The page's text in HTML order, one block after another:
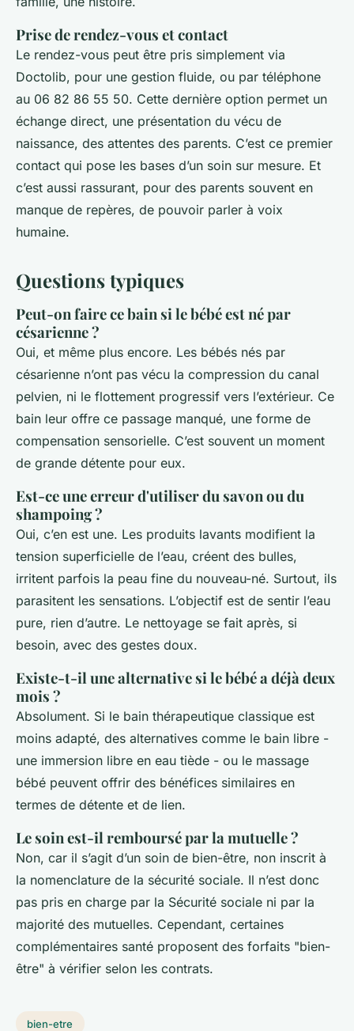
Prise de rendez-vous et contact
Le rendez-vous peut être pris simplement via
Doctolib, pour une gestion fluide, ou par téléphone
au 06 82 86 55 50. Cette dernière option permet un
échange direct, une présentation du vécu de
naissance, des attentes des parents. C’est ce premier
contact qui pose les bases d’un soin sur mesure. Et
c’est aussi rassurant, pour des parents souvent en
manque de repères, de pouvoir parler à voix
humaine.
Questions typiques
Peut-on faire ce bain si le bébé est né par
césarienne ?
Oui, et même plus encore. Les bébés nés par
césarienne n’ont pas vécu la compression du canal
pelvien, ni le flottement progressif vers l’extérieur. Ce
bain leur offre ce passage manqué, une forme de
compensation sensorielle. C’est souvent un moment
de grande détente pour eux.
Est-ce une erreur d'utiliser du savon ou du
shampoing ?
Oui, c’en est une. Les produits lavants modifient la
tension superficielle de l’eau, créent des bulles,
irritent parfois la peau fine du nouveau-né. Surtout, ils
parasitent les sensations. L’objectif est de sentir l’eau
pure, rien d’autre. Le nettoyage se fait après, si
besoin, avec des gestes doux.
Existe-t-il une alternative si le bébé a déjà deux
mois ?
Absolument. Si le bain thérapeutique classique est
moins adapté, des alternatives comme le bain libre -
une immersion libre en eau tiède - ou le massage
bébé peuvent offrir des bénéfices similaires en
termes de détente et de lien.
Le soin est-il remboursé par la mutuelle ?
Non, car il s’agit d’un soin de bien-être, non inscrit à
la nomenclature de la sécurité sociale. Il n’est donc
pas pris en charge par la Sécurité sociale ni par la
majorité des mutuelles. Cependant, certaines
complémentaires santé proposent des forfaits "bien-
être" à vérifier selon les contrats.
bien-etre